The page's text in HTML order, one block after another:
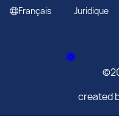
Français Juridique
created